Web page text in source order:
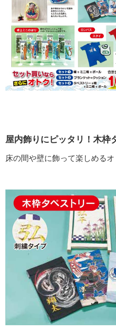
屋内飾りにピッタリ！木枠
床の間や壁に飾って楽しめる